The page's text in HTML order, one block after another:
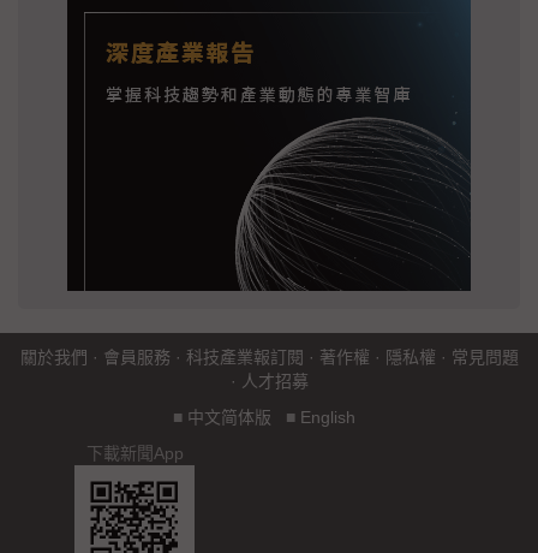
關於我們 · 會員服務 · 科技產業報訂閱 · 著作權 · 隱私權 · 常見問題
· 人才招募
■ 中文简体版 ■ English
下載新聞App